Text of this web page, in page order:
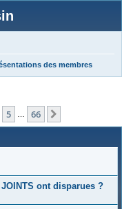
des membres
5 66
ont disparues ?